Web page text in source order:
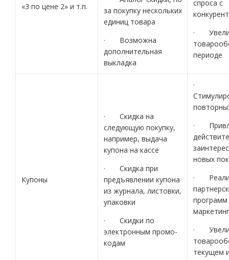
«3 по цене 2» и т.п.
за покупку нескольких
единиц товара
· Возможна
дополнительная
выкладка
спроса с
·
периоде
Купоны
· Скидка на
следующую покупку,
например, выдача
купона на кассе
· Скидка при
предъявлении купона
из журнала, листовки,
упаковки
· Скидки по
электронным промо-
кодам
·
·
новых
·
программ
·
текущем